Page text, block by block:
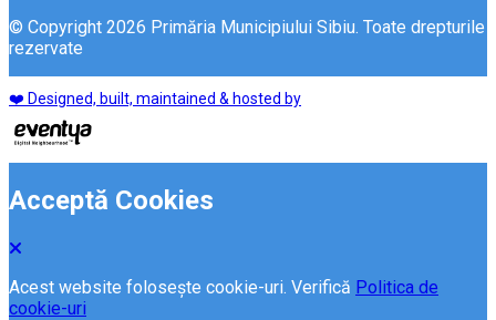
© Copyright 2026 Primăria Municipiului Sibiu. Toate drepturile
rezervate
❤️ Designed, built, maintained & hosted by
Acceptă Cookies
Acest website folosește cookie-uri. Verifică Politica de
cookie-uri